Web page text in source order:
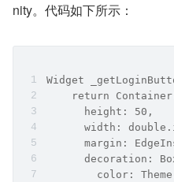
nity。代码如下所示：
Widget
return
      height: 50,
width:
margin:
decoration:
color: